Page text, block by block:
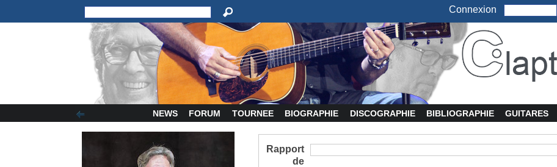
Connexion
NEWS FORUM TOURNEE BIOGRAPHIE DISCOGRAPHIE BIBLIOGRAPHIE GUITARES
Rapport
de